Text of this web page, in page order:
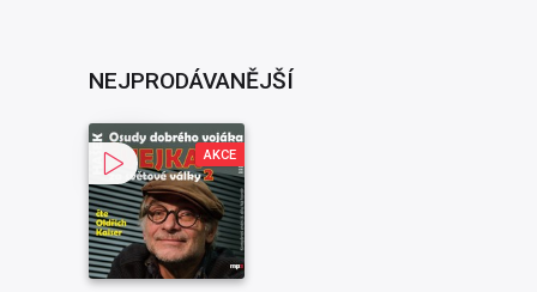
NEJPRODÁVANĚJŠÍ
AKCE